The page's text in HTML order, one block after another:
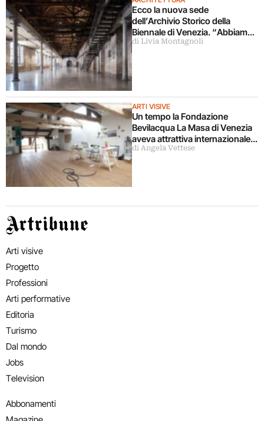
Ecco la nuova sede
dell’Archivio Storico della
Biennale di Venezia. “Abbiamo
l’Archivio delle Arti
di Livia Montagnoli
ARTI VISIVE
Un tempo la Fondazione
Bevilacqua La Masa di Venezia
aveva attrattiva internazionale.
E ora?
di Angela Vettese
Artribune
Arti visive
Progetto
Professioni
Arti performative
Editoria
Turismo
Dal mondo
Jobs
Television
Abbonamenti